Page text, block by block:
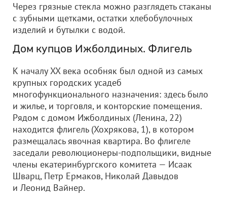
Через грязные стекла можно разглядеть стаканы
с зубными щетками, остатки хлебобулочных
изделий и бутылки с водой.
Дом купцов Ижболдиных. Флигель
К началу XX века особняк был одной из самых
крупных городских усадеб
многофункционального назначения: здесь было
и жилье, и торговля, и конторские помещения.
Рядом с домом Ижболдиных (Ленина, 22)
находится флигель (Хохрякова, 1), в котором
размещалась явочная квартира. Во флигеле
заседали революционеры-подпольщики, видные
члены екатеринбургского комитета — Исаак
Шварц, Петр Ермаков, Николай Давыдов
и Леонид Вайнер.